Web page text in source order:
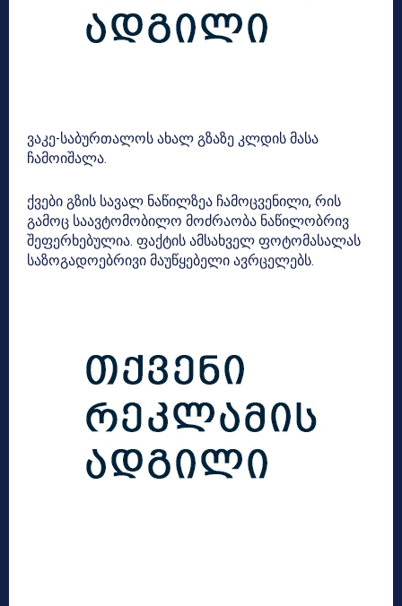
ვაკე-საბურთალოს ახალ გზაზე კლდის მასა
ჩამოიშალა.
ქვები გზის სავალ ნაწილზეა ჩამოცვენილი, რის
გამოც საავტომობილო მოძრაობა ნაწილობრივ
შეფერხებულია. ფაქტის ამსახველ ფოტომასალას
საზოგადოებრივი მაუწყებელი ავრცელებს.